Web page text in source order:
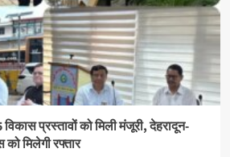
प्रस्तावों को मिली मंजूरी, देहरादून-
मिलेगी रफ्तार